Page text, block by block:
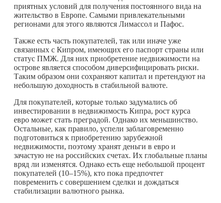
приятных условий для получения постоянного вида на
жительство в Европе. Самыми привлекательными
регионами для этого являются Лимассол и Пафос.
Также есть часть покупателей, так или иначе уже
связанных с Кипром, имеющих его паспорт страны или
статус ПМЖ. Для них приобретение недвижимости на
острове является способом диверсифицировать риски.
Таким образом они сохраняют капитал и претендуют на
небольшую доходность в стабильной валюте.
Для покупателей, которые только задумались об
инвестировании в недвижимость Кипра, рост курса
евро может стать преградой. Однако их меньшинство.
Остальные, как правило, успели заблаговременно
подготовиться к приобретению зарубежной
недвижимости, поэтому хранят деньги в евро и
зачастую не на российских счетах. Их глобальные планы
вряд ли изменятся. Однако есть еще небольшой процент
покупателей (10–15%), кто пока предпочтет
повременить с совершением сделки и дождаться
стабилизации валютного рынка.